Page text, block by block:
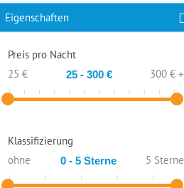
Eigenschaften
Preis pro Nacht
25 €
300 € +
Klassifizierung
ohne
5 Sterne